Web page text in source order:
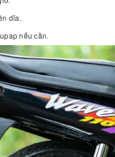
dĩa.
nếu cần.